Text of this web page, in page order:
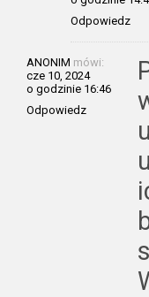
Odpowiedz
ANONIM mówi:
cze 10, 2024
o godzinie 16:46
Odpowiedz